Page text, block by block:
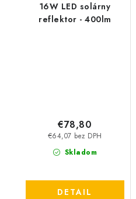
16W LED solárny
reflektor - 400lm
Skladom
€64,07 bez DPH
€78,80
DETAIL